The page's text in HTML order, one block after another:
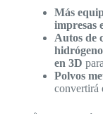
Más
impresas
Autos de
hidrógeno
en 3D
Polvos
convertirá